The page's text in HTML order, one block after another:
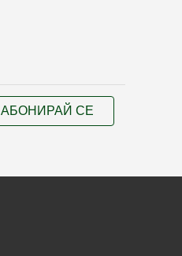
АБОНИРАЙ СЕ